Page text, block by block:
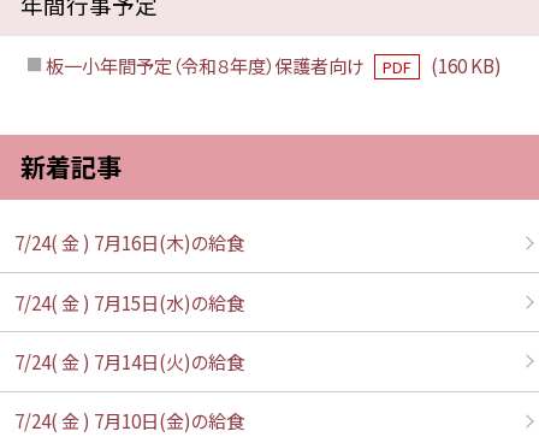
板一小年間予定（令和８年度）保護者向け PDF (160 KB)
新着記事
7/24( 金 ) 7月16日(木)の給食
7/24( 金 ) 7月15日(水)の給食
7/24( 金 ) 7月14日(火)の給食
7/24( 金 ) 7月10日(金)の給食